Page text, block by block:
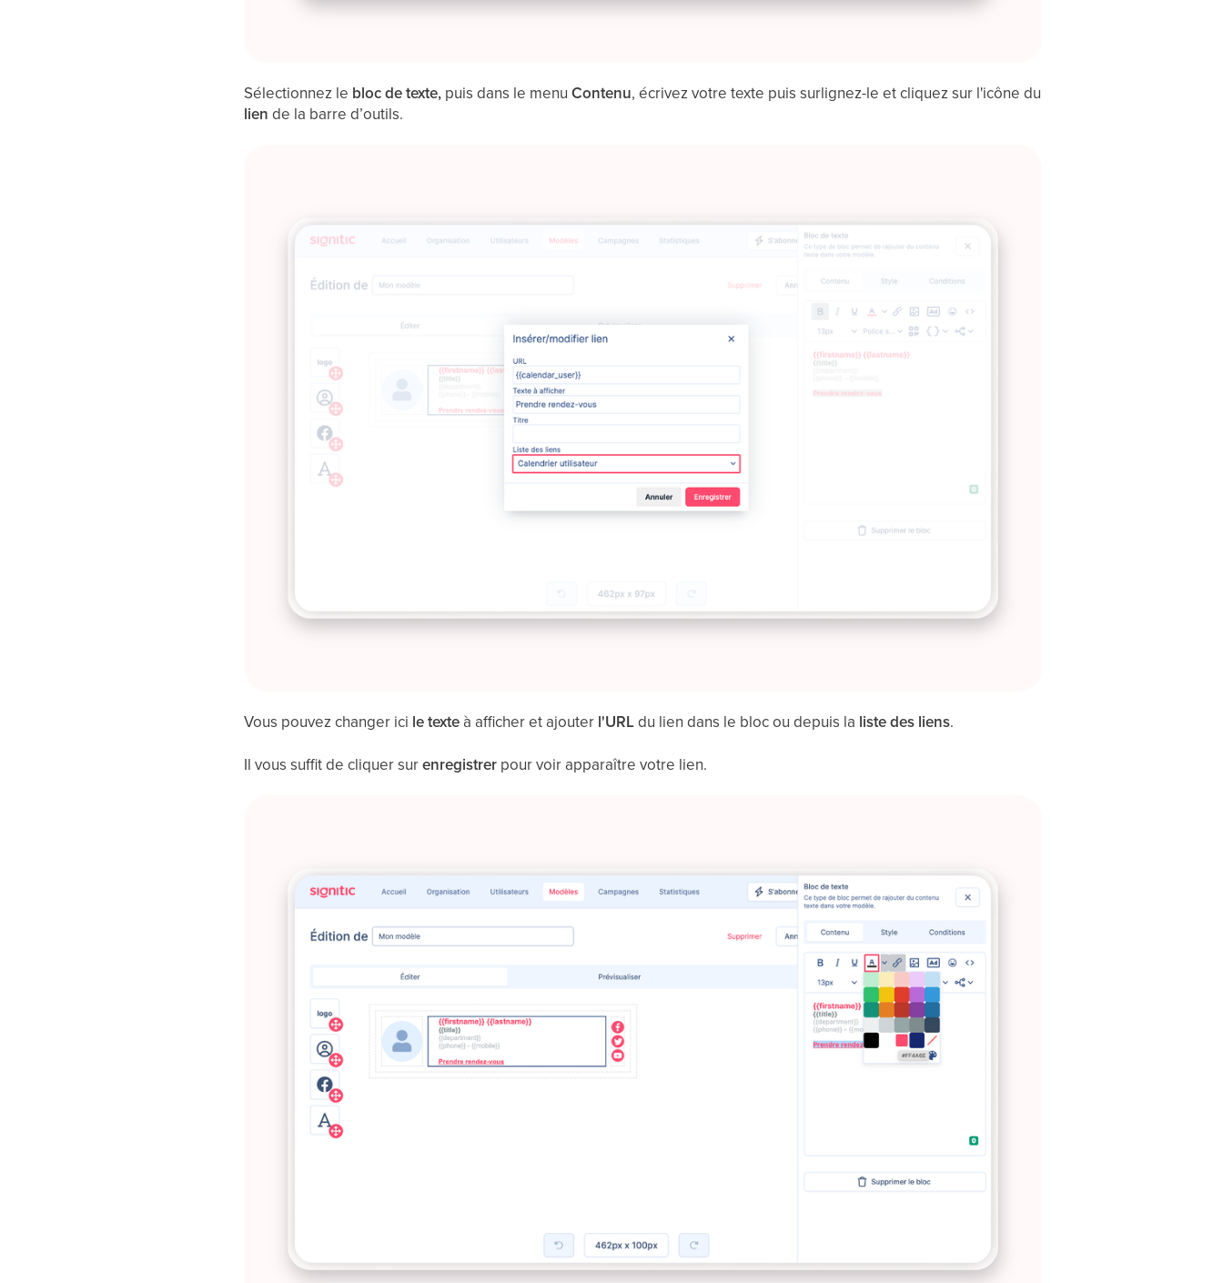
Sélectionnez le bloc de texte, puis dans le menuContenu, écrivez votre texte puis surlignez-le et cliquez sur l'icône du
liende la barre d’outils.
Vous pouvez changer ici le texte à afficher et ajouter l'URLdu lien dans le bloc ou depuis la liste des liens.
Il vous suffit de cliquer surenregistrer pour voir apparaître votre lien.